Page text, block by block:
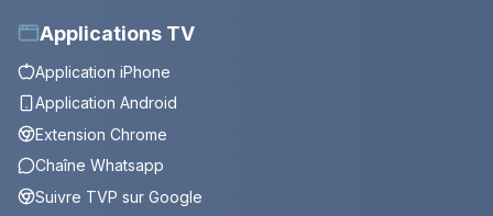
Applications TV
Application iPhone
Application Android
Extension Chrome
Chaîne Whatsapp
Suivre TVP sur Google